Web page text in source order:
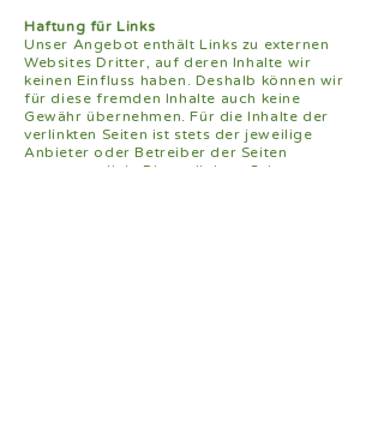
Haftung für Links
Unser Angebot enthält Links zu externen
Websites Dritter, auf deren Inhalte wir
keinen Einfluss haben. Deshalb können wir
für diese fremden Inhalte auch keine
Gewähr übernehmen. Für die Inhalte der
verlinkten Seiten ist stets der jeweilige
Anbieter oder Betreiber der Seiten
verantwortlich. Die verlinkten Seiten